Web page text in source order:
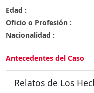
Edad :
Oficio o Profesión :
Nacionalidad :
Antecedentes del Caso
Relatos de Los